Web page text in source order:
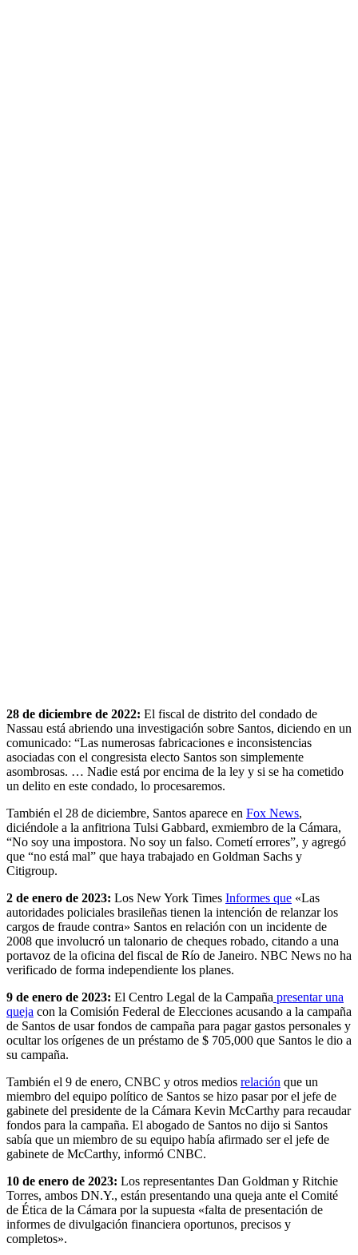
28 de diciembre de 2022: El fiscal de distrito del condado de
Nassau está abriendo una investigación sobre Santos, diciendo en un
comunicado: “Las numerosas fabricaciones e inconsistencias
asociadas con el congresista electo Santos son simplemente
asombrosas. … Nadie está por encima de la ley y si se ha cometido
un delito en este condado, lo procesaremos.
También el 28 de diciembre, Santos aparece en Fox News,
diciéndole a la anfitriona Tulsi Gabbard, exmiembro de la Cámara,
“No soy una impostora. No soy un falso. Cometí errores”, y agregó
que “no está mal” que haya trabajado en Goldman Sachs y
Citigroup.
2 de enero de 2023: Los New York Times Informes que «Las
autoridades policiales brasileñas tienen la intención de relanzar los
cargos de fraude contra» Santos en relación con un incidente de
2008 que involucró un talonario de cheques robado, citando a una
portavoz de la oficina del fiscal de Río de Janeiro. NBC News no ha
verificado de forma independiente los planes.
9 de enero de 2023: El Centro Legal de la Campaña presentar una
queja con la Comisión Federal de Elecciones acusando a la campaña
de Santos de usar fondos de campaña para pagar gastos personales y
ocultar los orígenes de un préstamo de $ 705,000 que Santos le dio a
su campaña.
También el 9 de enero, CNBC y otros medios relación que un
miembro del equipo político de Santos se hizo pasar por el jefe de
gabinete del presidente de la Cámara Kevin McCarthy para recaudar
fondos para la campaña. El abogado de Santos no dijo si Santos
sabía que un miembro de su equipo había afirmado ser el jefe de
gabinete de McCarthy, informó CNBC.
10 de enero de 2023: Los representantes Dan Goldman y Ritchie
Torres, ambos DN.Y., están presentando una queja ante el Comité
de Ética de la Cámara por la supuesta «falta de presentación de
informes de divulgación financiera oportunos, precisos y
completos».